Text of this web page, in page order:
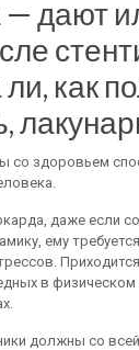
дают
как
со здоровьем
даже если
ему
в
должны со